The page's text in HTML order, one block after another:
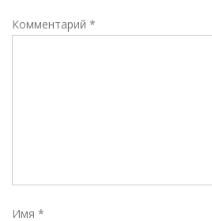
Комментарий *
Имя *